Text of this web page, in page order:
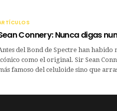
Connery: Nunca digas
del Bond de Spectre han
como el original. Sir Sean
famoso del celuloide sino que